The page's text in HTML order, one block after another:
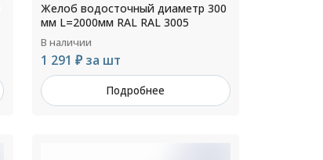
Желоб водосточный диаметр 300
мм L=2000мм RAL RAL 3005
В наличии
1 291 ₽ за шт
Подробнее